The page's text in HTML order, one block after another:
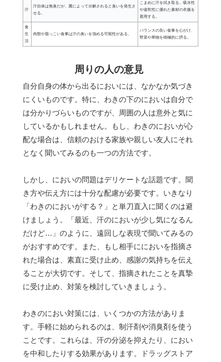
汗
汗自体は無臭だが、菌によって分解されると臭いを発生さ
せる。
こまめに汗を拭き取る。吸水性
や速乾性に優れた素材の衣服を
着用する。
食
生
活
肉類や脂っこい食事は汗の臭いを強める可能性がある。
バランスの良い食事を心がけ、
野菜や果物を積極的に摂る。
周りの人の意見
自分自身の体から出るにおいには、なかなか気づき
にくいものです。特に、わきの下のにおいは自分で
は分かりづらいものですが、周囲の人は意外と気に
しているかもしれません。もし、わきのにおいが心
配な場合は、信頼のおける家族や親しい友人にそれ
となく聞いてみるのも一つの方法です。
しかし、においの問題はデリケートな話題です。聞
き方や伝え方には十分な配慮が必要です。いきなり
「わきのにおいがする？」と単刀直入に聞くのは避
けましょう。「最近、汗のにおいが少し気になるん
だけど…」のように、遠回しな表現で聞いてみるの
がおすすめです。また、もし相手ににおいを指摘さ
れた場合は、素直に受け止め、感謝の気持ちを伝え
ることが大切です。そして、指摘されたことを真摯
に受け止め、対策を検討していきましょう。
わきのにおい対策には、いくつかの方法がありま
す。手軽に始められるのは、制汗剤や消臭剤を使う
ことです。これらは、汗の分泌を抑えたり、におい
を中和したりする効果があります。ドラッグストア